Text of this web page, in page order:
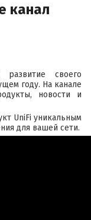
канал
своего
году. На канале
новости и
UniFi уникальным
для вашей сети.